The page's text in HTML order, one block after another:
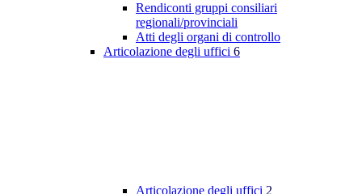
Rendiconti gruppi consiliari
regionali/provinciali
Atti degli organi di controllo
Articolazione degli uffici 6
Articolazione degli uffici 2